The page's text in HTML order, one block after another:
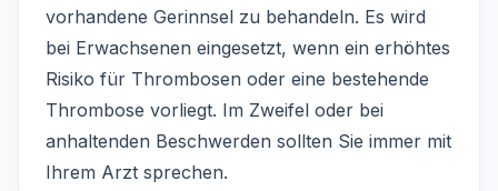
vorhandene Gerinnsel zu behandeln. Es wird
bei Erwachsenen eingesetzt, wenn ein erhöhtes
Risiko für Thrombosen oder eine bestehende
Thrombose vorliegt. Im Zweifel oder bei
anhaltenden Beschwerden sollten Sie immer mit
Ihrem Arzt sprechen.